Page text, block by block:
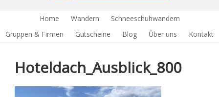
Home Wandern
Schneeschuhwandern
Gruppen & Firmen
Gutscheine Blog Über uns Kontakt
Hoteldach_Ausblick_800